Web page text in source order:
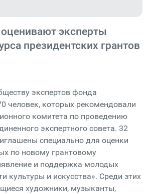
оценивают эксперты
президентских грантов
экспертов фонда
человек, которых рекомендовали
комитета по проведению
экспертного совета. 32
специально для оценки
по новому грантовому
и поддержка молодых
культуры и искусства». Среди этих
художники, музыканты,